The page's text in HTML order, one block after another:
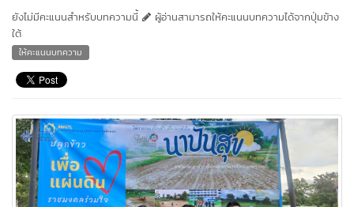
ยังไม่มีคะแนนสำหรับบทความนี้
ผู้อ่านสามารถให้คะแนนบทความได้จากปุ่มข้าง
ใต้
ให้คะแนนบทความ